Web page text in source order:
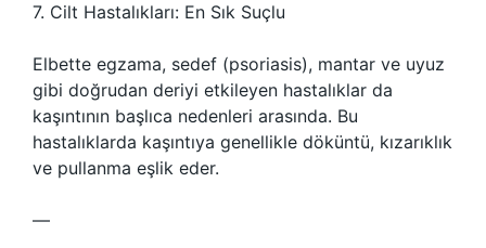
7. Cilt Hastalıkları: En Sık Suçlu
Elbette egzama, sedef (psoriasis), mantar ve uyuz
gibi doğrudan deriyi etkileyen hastalıklar da
kaşıntının başlıca nedenleri arasında. Bu
hastalıklarda kaşıntıya genellikle döküntü, kızarıklık
ve pullanma eşlik eder.
—